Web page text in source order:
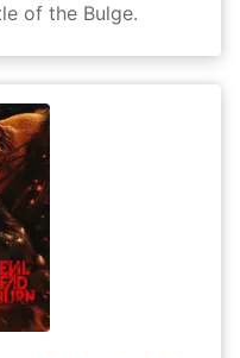
of the Bulge.